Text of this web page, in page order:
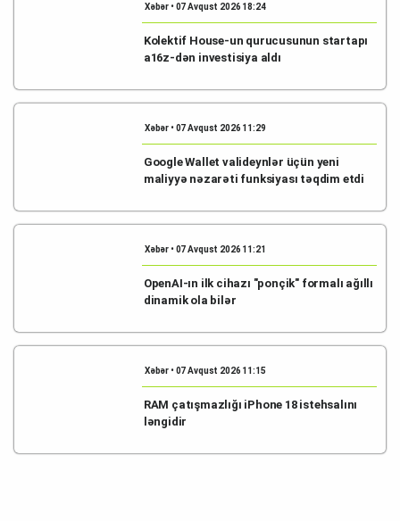
Xəbər • 07 Avqust 2026 18:24
Kolektif House-un qurucusunun startapı
a16z-dən investisiya aldı
Xəbər • 07 Avqust 2026 11:29
Google Wallet valideynlər üçün yeni
maliyyə nəzarəti funksiyası təqdim etdi
Xəbər • 07 Avqust 2026 11:21
OpenAI-ın ilk cihazı "ponçik" formalı ağıllı
dinamik ola bilər
Xəbər • 07 Avqust 2026 11:15
RAM çatışmazlığı iPhone 18 istehsalını
ləngidir